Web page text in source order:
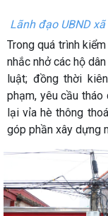
Lãnh đạo UBND
Trong quá trình
nhắc nhở các hộ
luật; đồng thời
phạm, yêu cầu
lại vỉa hè thông
góp phần xây dựng